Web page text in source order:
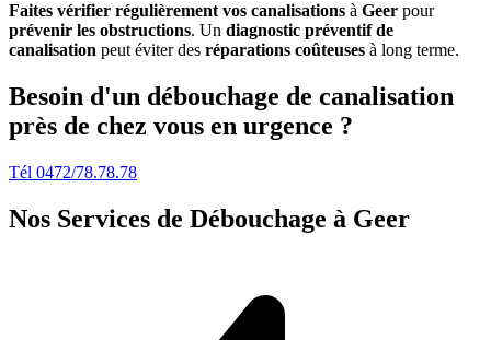
Faites vérifier régulièrement vos canalisations à Geer pour
prévenir les obstructions. Un diagnostic préventif de
canalisation peut éviter des réparations coûteuses à long terme.
Besoin d'un débouchage de canalisation
près de chez vous en urgence ?
Tél 0472/78.78.78
Nos Services de Débouchage à Geer